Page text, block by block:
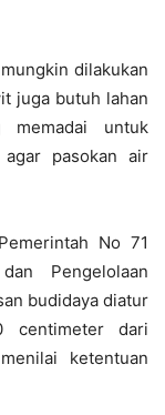
dilakukan
juga butuh lahan
untuk
pasokan air
No 71
Pengelolaan
budidaya diatur
centimeter dari
ketentuan